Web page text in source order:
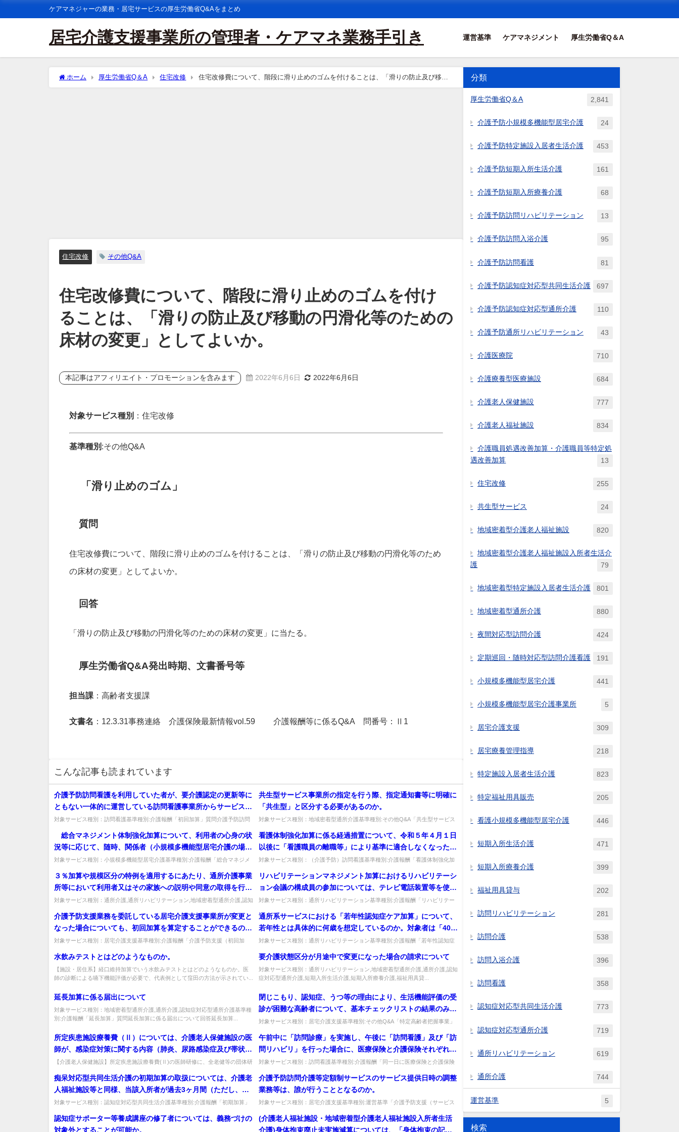
ケアマネジャーの業務・居宅サービスの厚生労働省Q&Aをまとめ
居宅介護支援事業所の管理者・ケアマネ業務手引き 運営基準 ケアマネジメント 厚生労働省Q＆A
ホーム 厚生労働省Q＆A 住宅改修
住宅改修費について、階段に滑り止めのゴムを付けることは、「滑りの防止及び移動
の円滑化等のための床材の変更」としてよいか。
住宅改修 その他Q&A
住宅改修費について、階段に滑り止めのゴムを付け
ることは、「滑りの防止及び移動の円滑化等のための
床材の変更」としてよいか。
本記事はアフィリエイト・プロモーションを含みます 2022年6月6日 2022年6月6日
対象サービス種別 ：住宅改修
基準種別 :その他Q&A
「滑り止めのゴム」
質問
住宅改修費について、階段に滑り止めのゴムを付けることは、「滑りの防止及び移動の円滑化等のため
の床材の変更」としてよいか。
回答
「滑りの防止及び移動の円滑化等のための床材の変更」に当たる。
厚生労働省Q&A発出時期、文書番号等
担当課 ：高齢者支援課
文書名 ：12.3.31事務連絡 介護保険最新情報vol.59 介護報酬等に係るQ&A 問番号：Ⅱ1
こんな記事も読まれています
介護予防訪問看護を利用していた者が、要介護認定の更新等に
ともない一体的に運営している訪問看護事業所からサービス提
供を受ける場合は、過去2月以内に介護予防訪問看護の利用が
ある場合でも初回加算は算定可能か
対象サービス種別：訪問看護基準種別:介護報酬「初回加算」質問介護予防訪問
共生型サービス事業所の指定を行う際、指定通知書等に明確に
「共生型」と区分する必要があるのか。
対象サービス種別：地域密着型通所介護基準種別:その他Q&A「共生型サービス
総合マネジメント体制強化加算について、利用者の心身の状
況等に応じて、随時、関係者（小規模多機能型居宅介護の場合
は、介護支援専門員、看護師、准看護師、介護職員その他の関
係者）が共同して個別サービス計画の見直しを行うこととされ
ているが、個別サービス計画の見直しに当たり全ての職種が関
わることが必要か。また、個別サービス計画の見直しが多職種
協働により行われたことを、どのように表せばよいか。
対象サービス種別：小規模多機能型居宅介護基準種別:介護報酬「総合マネジメ
看護体制強化加算に係る経過措置について、令和５年４月１日
以後に「看護職員の離職等」により基準に適合しなくなった場
合の経過措置で、看護職員の採用に関する計画について具体的
対象サービス種別：（介護予防）訪問看護基準種別:介護報酬「看護体制強化加
３％加算や規模区分の特例を適用するにあたり、通所介護事業
所等において利用者又はその家族への説明や同意の取得を行う
必要はあるか。また、利用者又はその家族への説明や同意の取
得が必要な場合、利用者又はその家族への説明を行ったこと
や、利用者又はその家族から同意を受けたことを記録する必要
はあるか。
対象サービス種別：通所介護,通所リハビリテーション,地域密着型通所介護,認知
リハビリテーションマネジメント加算におけるリハビリテーシ
ョン会議の構成員の参加については、テレビ電話装置等を使用
しても差し支えないとされているが、テレビ電話装置等の使用
について、基本的には音声通話のみであるが、議事のなかで必
要になった時に、リハビリテーション会議を実施している場の
動画や画像を送る方法は含まれるか。
対象サービス種別：通所リハビリテーション基準種別:介護報酬「リハビリテー
介護予防支援業務を委託している居宅介護支援事業所が変更と
なった場合についても、初回加算を算定することができるの
か。また、転居等により介護予防支援事業所が変更となった場
合はどうか。
対象サービス種別：居宅介護支援基準種別:介護報酬「介護予防支援（初回加
通所系サービスにおける「若年性認知症ケア加算」について、
若年性とは具体的に何歳を想定しているのか。対象者は「40歳
以上65歳未満」のみが基本と考えるがよろしいか。64歳で受
けた要介護認定の有効期間中は65歳であっても、加算の対象と
対象サービス種別：通所リハビリテーション基準種別:介護報酬「若年性認知症
水飲みテストとはどのようなものか。
【施設・居住系】経口維持加算でいう水飲みテストとはどのようなものか。医
師の診断による嚥下機能評価が必要で、代表例として窪田の方法が示されてい...
要介護状態区分が月途中で変更になった場合の請求について
対象サービス種別：通所リハビリテーション,地域密着型通所介護,通所介護,認知
症対応型通所介護,短期入所生活介護,短期入所療養介護,福祉用具貸...
延長加算に係る届出について
対象サービス種別：地域密着型通所介護,通所介護,認知症対応型通所介護基準種
別:介護報酬「延長加算」質問延長加算に係る届出について回答延長加算...
閉じこもり、認知症、うつ等の理由により、生活機能評価の受
診が困難な高齢者について、基本チェックリストの結果のみを
「特定高齢者の決定方法等」(地域支援事業実施要綱別添) に適
用した場合、「閉じこもり予肪支援」、「認知症予防支援」、
「うつ予防支援」に該当する場合には、生活機能評価を実施せ
ずにこれらの介護予防プログラムの対録者としてよいか。
対象サービス種別：居宅介護支援基準種別:その他Q&A「特定高齢者把握事業」
所定疾患施設療養費（Ⅱ）については、介護老人保健施設の医
師が、感染症対策に関する内容（肺炎、尿路感染症及び帯状疱
疹に関する標準的な検査・診断・治療等及び抗菌薬等の適正使
用、薬剤耐性菌）を含む研修を受講していることとされている
が、公益社団法人全国老人保健施設協会などの団体が開催する
研修において、感染症対策に関する内容として、肺炎、尿路感
染症及び帯状疱疹に関する標準的な検査・診断・治療等及び抗
菌薬等の適正使用、薬剤耐性菌の内容を含む場合は、加算の算
定要件に適合すると考えて差し支えないか。
【介護老人保健施設】所定疾患施設療養費(Ⅱ)の医師研修に、全老健等の団体研
午前中に「訪問診療」を実施し、午後に「訪問看護」及び「訪
問リハビリ」を行った場合に、医療保険と介護保険それぞれに
請求を行うことが可能か。
対象サービス種別：訪問看護基準種別:介護報酬「同一日に医療保険と介護保険
痴呆対応型共同生活介護の初期加算の取扱については、介護老
人福祉施設等と同様、当該入所者が過去3ヶ月間（ただし、
「痴呆性老人の日常生活自立判定基準」の活用について」（平
成5年10月26日老健第135号厚生省老人保健福祉局長通知。）
によるランクⅢ、Ⅳ又はＭに該当する者の場合は過去1ヶ月間
対象サービス種別：認知症対応型共同生活介護基準種別:介護報酬「初期加算」
介護予防訪問介護等定額制サービスのサービス提供日時の調整
業務等は、誰が行うこととなるのか。
対象サービス種別：居宅介護支援基準種別:運営基準「介護予防支援（サービス
認知症サポーター等養成講座の修了者については、義務づけの
対象外とすることが可能か。
(介護老人福祉施設・地域密着型介護老人福祉施設入所者生活
介護)身体拘束廃止未実施減算については、「身体拘束の記録
分類
厚生労働省Q＆A 2,841
介護予防小規模多機能型居宅介護 24
介護予防特定施設入居者生活介護 453
介護予防短期入所生活介護 161
介護予防短期入所療養介護 68
介護予防訪問リハビリテーション 13
介護予防訪問入浴介護 95
介護予防訪問看護 81
介護予防認知症対応型共同生活介護 697
介護予防認知症対応型通所介護 110
介護予防通所リハビリテーション 43
介護医療院 710
介護療養型医療施設 684
介護老人保健施設 777
介護老人福祉施設 834
介護職員処遇改善加算・介護職員等特定処
遇改善加算
13
住宅改修 255
共生型サービス 24
地域密着型介護老人福祉施設 820
地域密着型介護老人福祉施設入所者生活介
護
79
地域密着型特定施設入居者生活介護 801
地域密着型通所介護 880
夜間対応型訪問介護 424
定期巡回・随時対応型訪問介護看護 191
小規模多機能型居宅介護 441
小規模多機能型居宅介護事業所 5
居宅介護支援 309
居宅療養管理指導 218
特定施設入居者生活介護 823
特定福祉用具販売 205
看護小規模多機能型居宅介護 446
短期入所生活介護 471
短期入所療養介護 399
福祉用具貸与 202
訪問リハビリテーション 281
訪問介護 538
訪問入浴介護 396
訪問看護 358
認知症対応型共同生活介護 773
認知症対応型通所介護 719
通所リハビリテーション 619
通所介護 744
運営基準 5
検索